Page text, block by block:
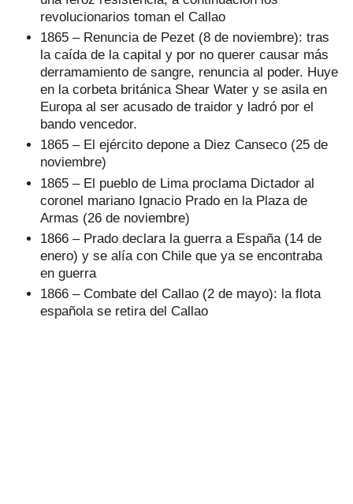
revolucionarios toman el Callao
1865 – Renuncia de Pezet (8 de noviembre): tras
la caída de la capital y por no querer causar más
derramamiento de sangre, renuncia al poder. Huye
en la corbeta británica Shear Water y se asila en
Europa al ser acusado de traidor y ladró por el
bando vencedor.
1865 – El ejército depone a Diez Canseco (25 de
noviembre)
1865 – El pueblo de Lima proclama Dictador al
coronel mariano Ignacio Prado en la Plaza de
Armas (26 de noviembre)
1866 – Prado declara la guerra a España (14 de
enero) y se alía con Chile que ya se encontraba
en guerra
1866 – Combate del Callao (2 de mayo): la flota
española se retira del Callao